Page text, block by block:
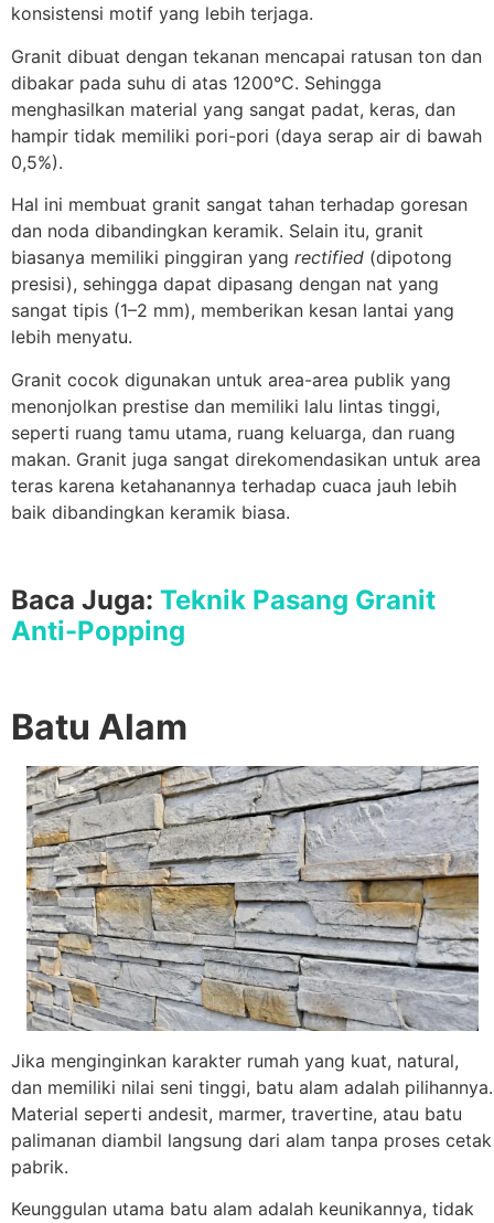
konsistensi motif yang lebih terjaga.
Granit dibuat dengan tekanan mencapai ratusan ton dan
dibakar pada suhu di atas 1200°C. Sehingga
menghasilkan material yang sangat padat, keras, dan
hampir tidak memiliki pori-pori (daya serap air di bawah
0,5%).
Hal ini membuat granit sangat tahan terhadap goresan
dan noda dibandingkan keramik. Selain itu, granit
biasanya memiliki pinggiran yang rectified (dipotong
presisi), sehingga dapat dipasang dengan nat yang
sangat tipis (1–2 mm), memberikan kesan lantai yang
lebih menyatu.
Granit cocok digunakan untuk area-area publik yang
menonjolkan prestise dan memiliki lalu lintas tinggi,
seperti ruang tamu utama, ruang keluarga, dan ruang
makan. Granit juga sangat direkomendasikan untuk area
teras karena ketahanannya terhadap cuaca jauh lebih
baik dibandingkan keramik biasa.
Baca Juga: Teknik Pasang Granit
Anti-Popping
Batu Alam
Jika menginginkan karakter rumah yang kuat, natural,
dan memiliki nilai seni tinggi, batu alam adalah pilihannya.
Material seperti andesit, marmer, travertine, atau batu
palimanan diambil langsung dari alam tanpa proses cetak
pabrik.
Keunggulan utama batu alam adalah keunikannya, tidak